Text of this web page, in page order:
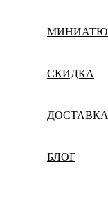
СКИДКА
ДОСТАВКА
БЛОГ